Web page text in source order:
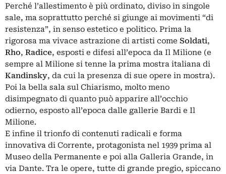
Perché l’allestimento è più ordinato, diviso in singole
sale, ma soprattutto perché si giunge ai movimenti “di
resistenza”, in senso estetico e politico. Prima la
rigorosa ma vivace astrazione di artisti come Soldati,
Rho, Radice, esposti e difesi all’epoca da Il Milione (e
sempre al Milione si tenne la prima mostra italiana di
Kandinsky, da cui la presenza di sue opere in mostra).
Poi la bella sala sul Chiarismo, molto meno
disimpegnato di quanto può apparire all’occhio
odierno, esposto all’epoca dalle gallerie Bardi e Il
Milione.
E infine il trionfo di contenuti radicali e forma
innovativa di Corrente, protagonista nel 1939 prima al
Museo della Permanente e poi alla Galleria Grande, in
via Dante. Tra le opere, tutte di grande pregio, spiccano